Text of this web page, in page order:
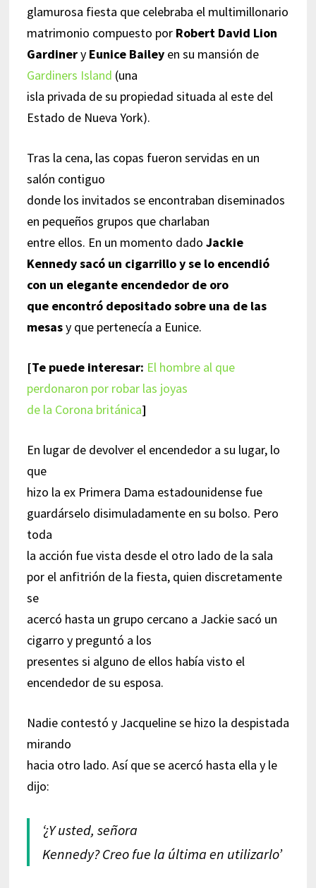
glamurosa fiesta que celebraba el multimillonario
matrimonio compuesto por Robert David Lion
Gardinery Eunice Baileyen su mansión de
Gardiners Island (una
isla privada de su propiedad situada al este del
Estado de Nueva York).
Tras la cena, las copas fueron servidas en un
salón contiguo
donde los invitados se encontraban diseminados
en pequeños grupos que charlaban
entre ellos. En un momento dado Jackie
Kennedy sacó un cigarrillo y se lo encendió
con un elegante encendedor de oro
que encontró depositado sobre una de las
mesasy que pertenecía a Eunice.
[Te puede interesar: El hombre al que
perdonaron por robar las joyas
de la Corona británica]
En lugar de devolver el encendedor a su lugar, lo
que
hizo la ex Primera Dama estadounidense fue
guardárselo disimuladamente en su bolso. Pero
toda
la acción fue vista desde el otro lado de la sala
por el anfitrión de la fiesta, quien discretamente
se
acercó hasta un grupo cercano a Jackie sacó un
cigarro y preguntó a los
presentes si alguno de ellos había visto el
encendedor de su esposa.
Nadie contestó y Jacqueline se hizo la despistada
mirando
hacia otro lado. Así que se acercó hasta ella y le
dijo:
‘¿Y usted, señora
Kennedy? Creo fue la última en utilizarlo’